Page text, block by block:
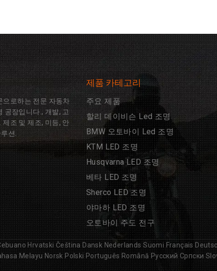
으로하는 전문 자동차
공장입니다., 개발, 고
제조 및 제조, 미등, 안
션.
제품 카테고리
주요 제품
할리 데이비슨 Led 조명
BMW 오토바이 Led 조명
KTM LED 조명
Husqvarna LED 조명
베타 LED 조명
Sherco LED 조명
야마하 LED 조명
오토바이 주도 전구
Hrvatski Čeština Dansk Nederlands Suomi Français
Melayu Norsk Polski Português Română Русский Српски